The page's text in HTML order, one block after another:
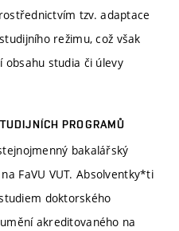
tzv. adaptace
režimu, což však
obsahu studia či úlevy
PROGRAMŮ
bakalářský
FaVU VUT. Absolventky*ti
doktorského
akreditovaného na